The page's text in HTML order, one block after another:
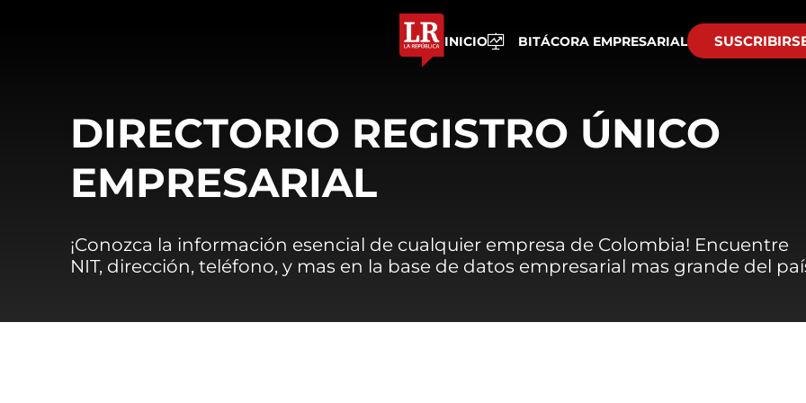
INICIO BITÁCORA EMPRESARIAL
DIRECTORIO REGISTRO ÚNICO
EMPRESARIAL
¡Conozca la información esencial de cualquier empresa de Colombia! Encuentre
NIT, dirección, teléfono, y mas en la base de datos empresarial mas grande del